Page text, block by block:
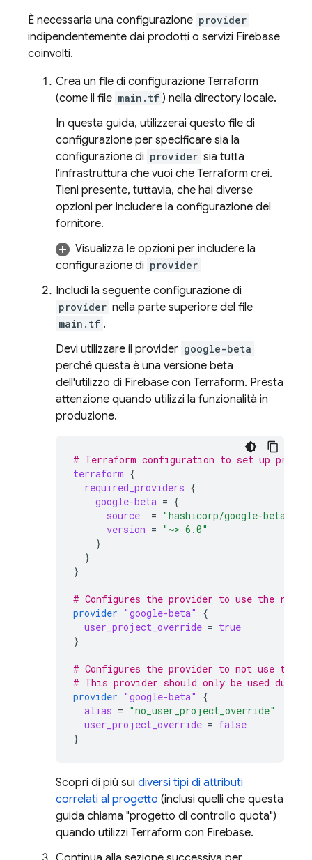
È necessaria una configurazione provider
indipendentemente dai prodotti o servizi Firebase
coinvolti.
Crea un file di configurazione Terraform
(come il file main.tf ) nella directory locale.
In questa guida, utilizzerai questo file di
configurazione per specificare sia la
configurazione di provider sia tutta
l'infrastruttura che vuoi che Terraform crei.
Tieni presente, tuttavia, che hai diverse
opzioni per includere la configurazione del
fornitore.
Visualizza le opzioni per includere la
configurazione di provider
Includi la seguente configurazione di
provider nella parte superiore del file
main.tf .
Devi utilizzare il provider google-beta
perché questa è una versione beta
dell'utilizzo di Firebase con Terraform. Presta
attenzione quando utilizzi la funzionalità in
produzione.
# Terraform configuration to set up
terraform {
required_providers {
google-beta = {
source
= "hashicorp/google-beta"
version = "~> 6.0"
}
}
}
# Configures the provider to use the
provider "google-beta"
{
user_project_override = true
}
# Configures the provider to not use the
# This provider should only be used
provider "google-beta"
{
alias = "no_user_project_override"
user_project_override = false
}
Scopri di più sui diversi tipi di attributi
correlati al progetto (inclusi quelli che questa
guida chiama "progetto di controllo quota")
quando utilizzi Terraform con Firebase.